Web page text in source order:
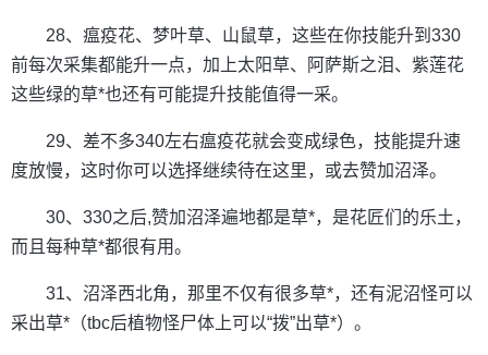
28、瘟疫花、梦叶草、山鼠草，这些在你技能升到330
前每次采集都能升一点，加上太阳草、阿萨斯之泪、紫莲花
这些绿的草*也还有可能提升技能值得一采。
29、差不多340左右瘟疫花就会变成绿色，技能提升速
度放慢，这时你可以选择继续待在这里，或去赞加沼泽。
30、330之后,赞加沼泽遍地都是草*，是花匠们的乐土，
而且每种草*都很有用。
31、沼泽西北角，那里不仅有很多草*，还有泥沼怪可以
采出草*（tbc后植物怪尸体上可以“拨”出草*）。